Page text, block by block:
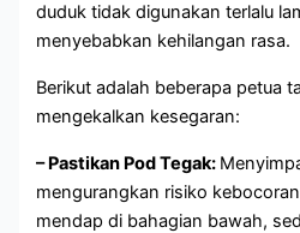
duduk tidak digunakan terlalu
menyebabkan kehilangan rasa.
Berikut adalah beberapa petua
mengekalkan kesegaran:
– Pastikan Pod Tegak:
mengurangkan risiko
mendap di bahagian bawah,